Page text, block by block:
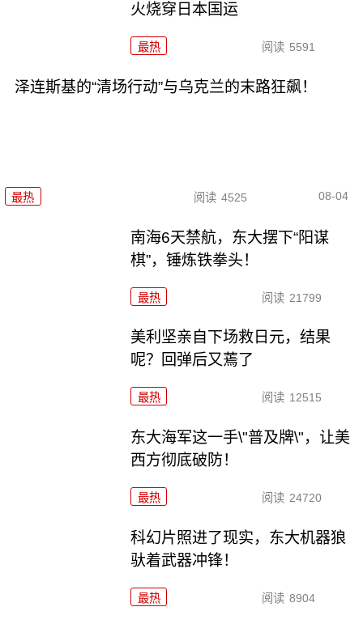
火烧穿日本国运
最热 阅读 5591
泽连斯基的“清场行动”与乌克兰的末路狂飙！
最热 阅读 4525 08-04
南海6天禁航，东大摆下“阳谋
棋”，锤炼铁拳头！
最热 阅读 21799
美利坚亲自下场救日元，结果
呢？回弹后又蔫了
最热 阅读 12515
东大海军这一手\"普及牌\"，让美
西方彻底破防！
最热 阅读 24720
科幻片照进了现实，东大机器狼
驮着武器冲锋！
最热 阅读 8904